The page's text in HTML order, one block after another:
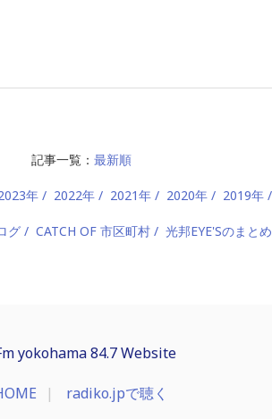
記事一覧： 最新順
年 2022年 2021年 2020年 2019年
グ CATCH OF 市区町村 光邦EYE'Sのまとめ
yokohama 84.7 Website
radiko.jpで聴く